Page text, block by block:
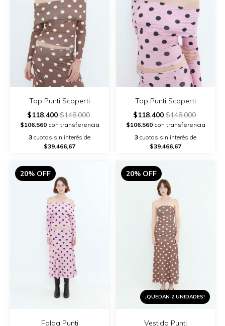
Top Punti Scoperti
$118.400$148.000
$106.560con transferencia
3 cuotas sin interés de
$39.466,67
Top Punti Scoperti
$118.400$148.000
$106.560con transferencia
3 cuotas sin interés de
$39.466,67
20% OFF
Falda Punti
20% OFF
¡QUEDAN 2 UNIDADES!
Vestido Punti